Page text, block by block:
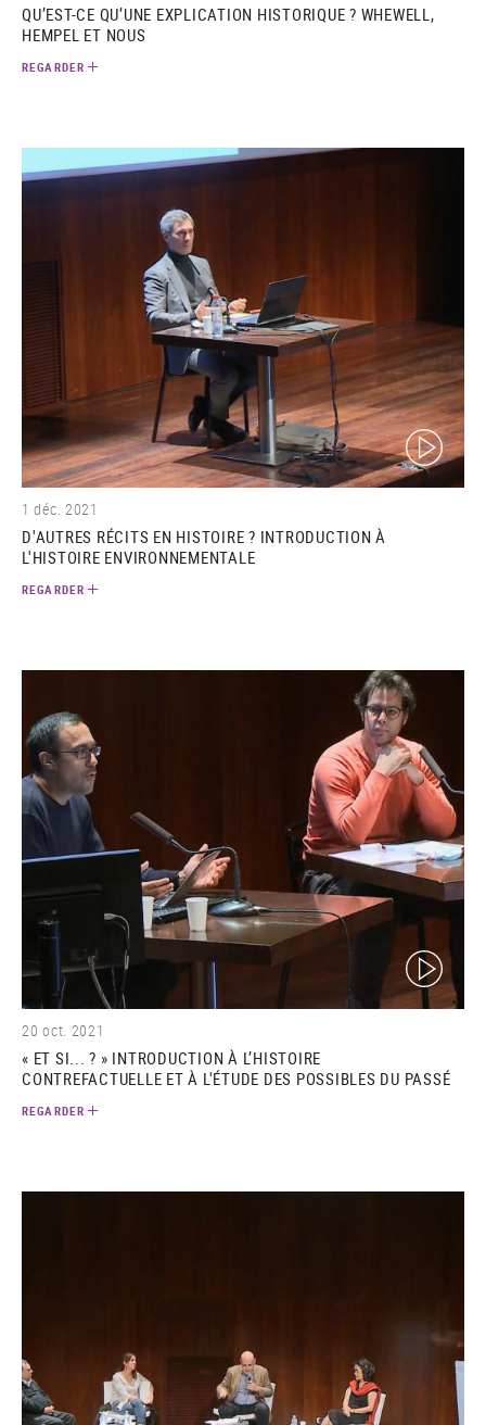
QU’EST-CE QU’UNE EXPLICATION HISTORIQUE ? WHEWELL,
HEMPEL ET NOUS
REGARDER
(video)
1 déc. 2021
D'AUTRES RÉCITS EN HISTOIRE ? INTRODUCTION À
L'HISTOIRE ENVIRONNEMENTALE
REGARDER
(video)
20 oct. 2021
« ET SI... ? » INTRODUCTION À L’HISTOIRE
CONTREFACTUELLE ET À L'ÉTUDE DES POSSIBLES DU PASSÉ
REGARDER